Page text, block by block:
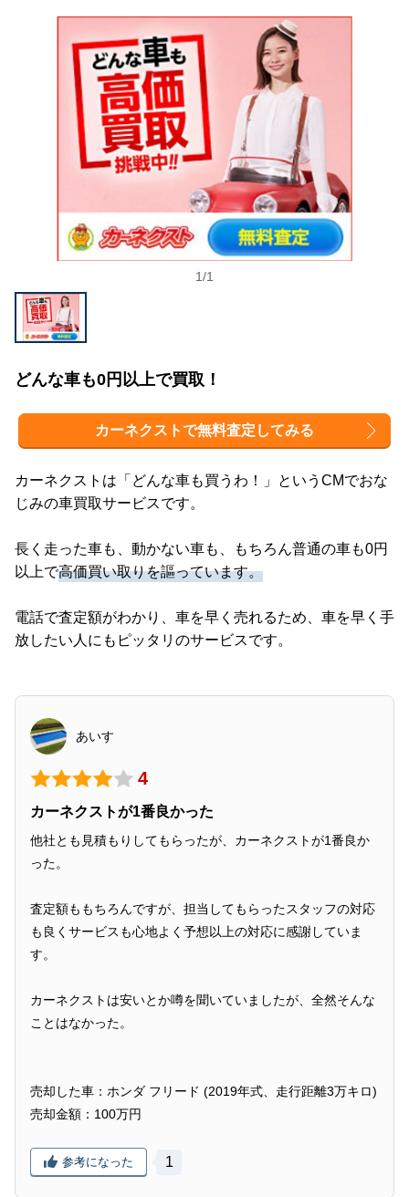
1/1
どんな車も0円以上で買取！
カーネクストで無料査定してみる
カーネクストは「どんな車も買うわ！」というCMでおな
じみの車買取サービスです。
長く走った車も、動かない車も、もちろん普通の車も0円
以上で高価買い取りを謳っています。
電話で査定額がわかり、車を早く売れるため、車を早く手
放したい人にもピッタリのサービスです。
あいす
4
カーネクストが1番良かった
他社とも見積もりしてもらったが、カーネクストが1番良か
った。
査定額ももちろんですが、担当してもらったスタッフの対応
も良くサービスも心地よく予想以上の対応に感謝していま
す。
カーネクストは安いとか噂を聞いていましたが、全然そんな
ことはなかった。
売却した車：ホンダ フリード (2019年式、走行距離3万キロ)
売却金額：100万円
参考になった 1